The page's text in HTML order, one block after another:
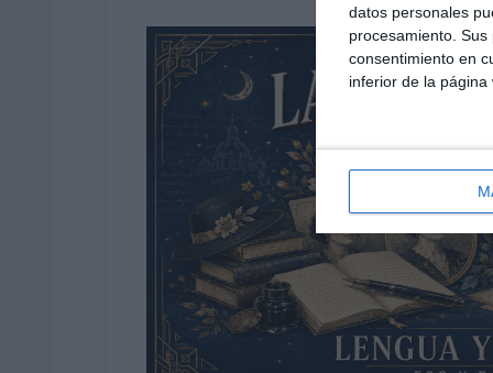
datos personales
procesamiento.
consentimiento en
inferior de la página